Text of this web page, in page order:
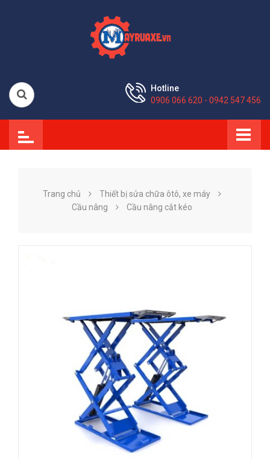
Hotline
0906 066 620 - 0942 547 456
Trang chủ
Thiết bị sửa chữa ôtô, xe máy
Cầu nâng
Cầu nâng cắt kéo